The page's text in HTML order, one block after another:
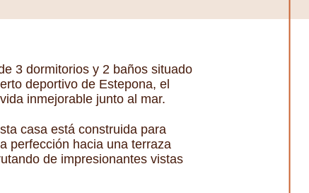
3 dormitorios y 2 baños situado
deportivo de Estepona, el
inmejorable junto al mar.
casa está construida para
perfección hacia una terraza
de impresionantes vistas